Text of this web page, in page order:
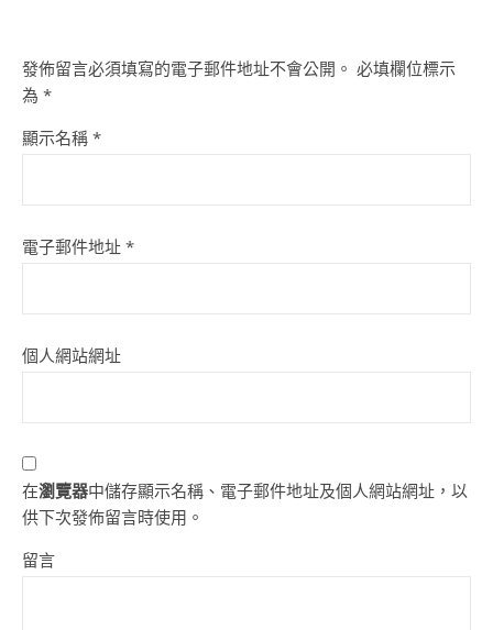
發佈留言必須填寫的電子郵件地址不會公開。 必填欄位標示
為 *
顯示名稱 *
電子郵件地址 *
個人網站網址
在瀏覽器中儲存顯示名稱、電子郵件地址及個人網站網址，以
供下次發佈留言時使用。
留言